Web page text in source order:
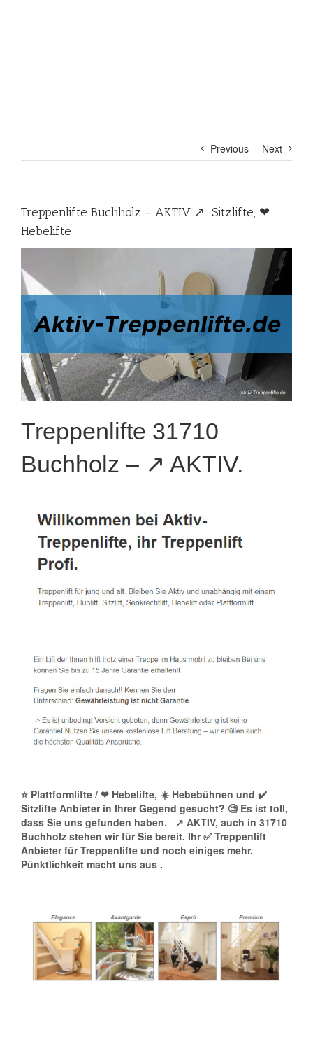
Previous Next
Treppenlifte Buchholz – AKTIV ↗️: Sitzlifte, ❤
Hebelifte
Treppenlifte 31710
Buchholz – ↗️ AKTIV.
⭐ Plattformlifte / ❤ Hebelifte, ☀️ Hebebühnen und ✔️
Sitzlifte Anbieter in Ihrer Gegend gesucht? 🧐 Es ist toll,
dass Sie uns gefunden haben.
↗️ AKTIV, auch in 31710
Buchholz stehen wir für Sie bereit. Ihr ✅ Treppenlift
Anbieter für Treppenlifte und noch einiges mehr.
Pünktlichkeit macht uns aus .